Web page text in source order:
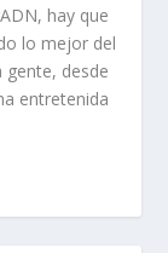
hay que
lo mejor del
desde
entretenida